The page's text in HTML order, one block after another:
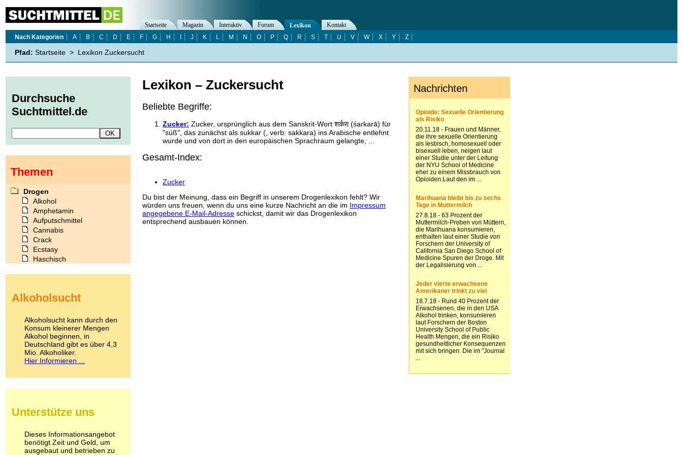
Lexikon – Zuckersucht
Beliebte Begriffe:
Zucker: Zucker, ursprünglich aus dem Sanskrit-Wort शर्करा (śarkarā) für
"süß", das zunächst als sukkar (, verb: sakkara) ins Arabische entlehnt
wurde und von dort in den europäischen Sprachraum gelangte, ...
Gesamt-Index:
Zucker
Du bist der Meinung, dass ein Begriff in unserem Drogenlexikon fehlt? Wir
würden uns freuen, wenn du uns eine kurze Nachricht an die im Impressum
angegebene E-Mail-Adresse schickst, damit wir das Drogenlexikon
entsprechend ausbauen können.
Startseite Magazin Interaktiv Forum Lexikon
Kontakt
Nach Kategorien
A B C D E F G H J K L M N O P Q R S T U V W X Y Z
Pfad: Startseite > Lexikon Zuckersucht
Durchsuche
Suchtmittel.de
Themen
Drogen
Alkohol
Amphetamin
Aufputschmittel
Cannabis
Crack
Ecstasy
Haschisch
Kokain
LSD
Marihuana
Medikamente
Meskalin
Metamphetamin
Methadon
Pilze
Psychopharmaka
Schlafmittel
Schmerzmittel
Alkoholsucht
Alkoholsucht kann durch den
Konsum kleinerer Mengen
Alkohol beginnen, in
Deutschland gibt es über 4,3
Mio. Alkoholiker.
Hier Informieren ...
Unterstütze uns
Dieses Informationsangebot
benötigt Zeit und Geld, um
ausgebaut und betrieben zu